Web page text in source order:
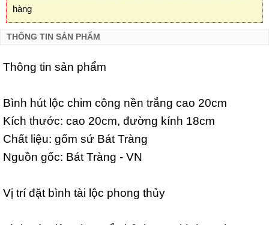
hàng
THÔNG TIN SẢN PHẨM
Thông tin sản phẩm
Bình hút lộc chim công nền trắng cao 20cm
Kích thước: cao 20cm, đường kính 18cm
Chất liệu: gốm sứ Bát Tràng
Nguồn gốc: Bát Tràng - VN
Vị trí đặt bình tài lộc phong thủy